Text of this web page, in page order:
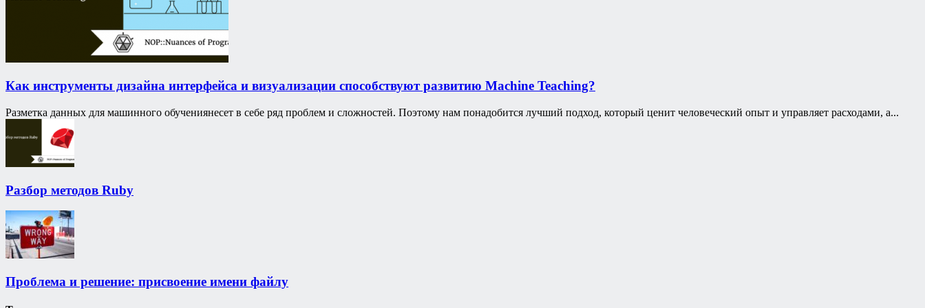
Как инструменты дизайна интерфейса и визуализации способствуют развитию Machine Teaching?
Разметка данных для машинного обучениянесет в себе ряд проблем и сложностей. Поэтому нам понадобится лучший подход, который ценит человеческий опыт и управляет расходами, а...
Разбор методов Ruby
Проблема и решение: присвоение имени файлу